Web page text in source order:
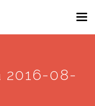
2016-08-